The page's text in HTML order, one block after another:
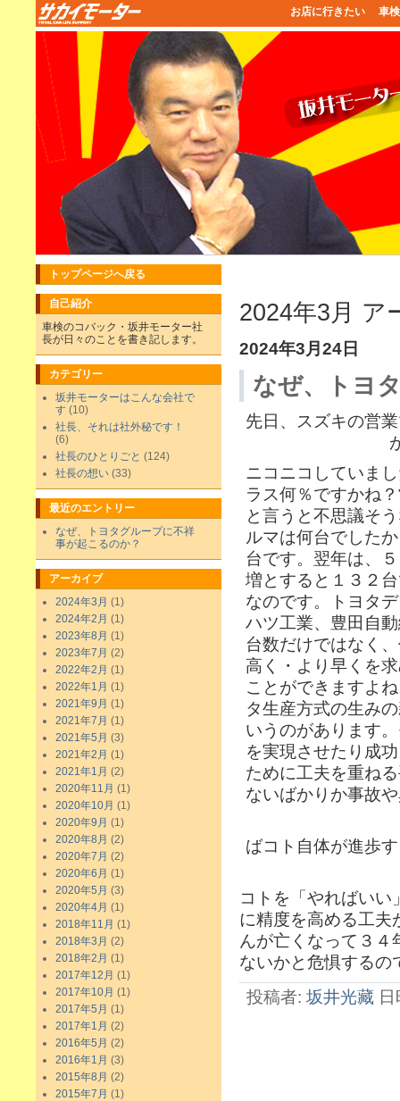
お店に行きたい 車
トップページへ戻る
自己紹介
車検のコバック・坂井モーター社
長が日々のことを書き記します。
カテゴリー
坂井モーターはこんな会社で
す (10)
社長、それは社外秘です！
(6)
社長のひとりごと (124)
社長の想い (33)
最近のエントリー
なぜ、トヨタグループに不祥
事が起こるのか？
アーカイブ
2024年3月 (1)
2024年2月 (1)
2023年8月 (1)
2023年7月 (2)
2022年2月 (1)
2022年1月 (1)
2021年9月 (1)
2021年7月 (1)
2021年5月 (3)
2021年2月 (1)
2021年1月 (2)
2020年11月 (1)
2020年10月 (1)
2020年9月 (1)
2020年8月 (2)
2020年7月 (2)
2020年6月 (1)
2020年5月 (3)
2020年4月 (1)
2018年11月 (1)
2018年3月 (2)
2018年2月 (1)
2017年12月 (1)
2017年10月 (1)
2017年5月 (1)
2017年1月 (2)
2016年5月 (2)
2016年1月 (3)
2015年8月 (2)
2015年7月 (1)
2024年3月 ア
2024年3月24日
なぜ、トヨ
先日、スズキの営
ニコニコしていま
ラス何％ですかね
と言うと不思議そ
ルマは何台でした
台です。翌年は、
増とすると１３２
なのです。トヨタ
ハツ工業、豊田自
台数だけではなく
高く・より早くを
ことができますよ
タ生産方式の生み
いうのがあります
を実現させたり成
ために工夫を重ね
ないばかりか事故
ばコト自体が進歩
コトを「やればい
に精度を高める工夫
んが亡くなって３４
ないかと危惧するの
投稿者: 坂井光藏